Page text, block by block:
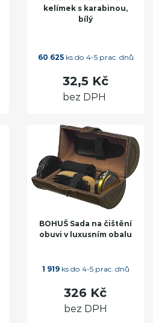
kelímek s karabinou,
bílý
60 625ks do 4-5 prac. dnů
32,5 Kč
bez DPH
BOHUŠ Sada na čištění
obuvi v luxusním obalu
1 919ks do 4-5 prac. dnů
326 Kč
bez DPH